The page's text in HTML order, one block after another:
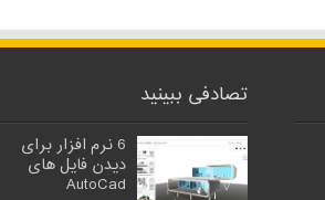
تصادفی ببینید
6 نرم افزار برای
دیدن فایل های
AutoCad